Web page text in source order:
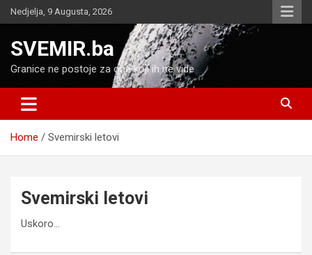
Skip
to
Nedjelja, 9 Augusta, 2026
SVEMIR.ba
Granice ne postoje za one koji ih ne vide
Home Svemirski letovi
Svemirski letovi
Uskoro…